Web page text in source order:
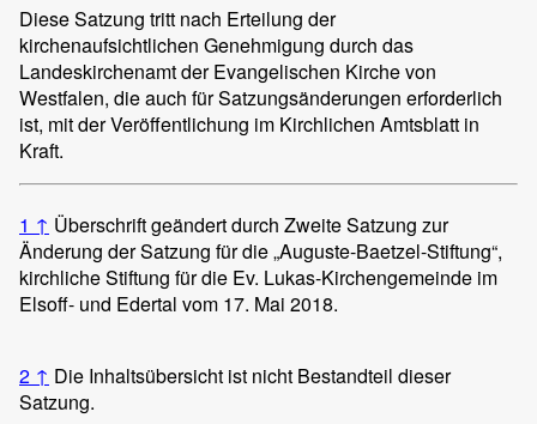
Diese Satzung tritt nach Erteilung der
kirchenaufsichtlichen Genehmigung durch das
Landeskirchenamt der Evangelischen Kirche von
Westfalen, die auch für Satzungsänderungen erforderlich
ist, mit der Veröffentlichung im Kirchlichen Amtsblatt in
Kraft.
1 ↑ Überschrift geändert durch Zweite Satzung zur
Änderung der Satzung für die „Auguste-Baetzel-Stiftung“,
kirchliche Stiftung für die Ev. Lukas-Kirchengemeinde im
Elsoff- und Edertal vom 17. Mai 2018.
2 ↑ Die Inhaltsübersicht ist nicht Bestandteil dieser
Satzung.